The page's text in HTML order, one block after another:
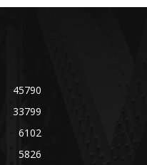
45790
33799
6102
5826